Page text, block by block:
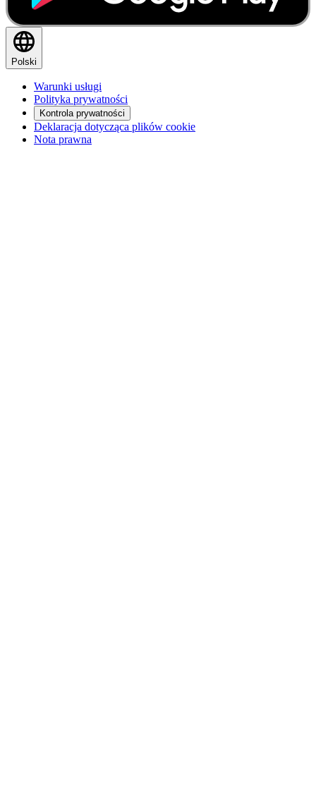
Polski
Warunki usługi
Polityka prywatności
Kontrola prywatności
Deklaracja dotycząca plików cookie
Nota prawna